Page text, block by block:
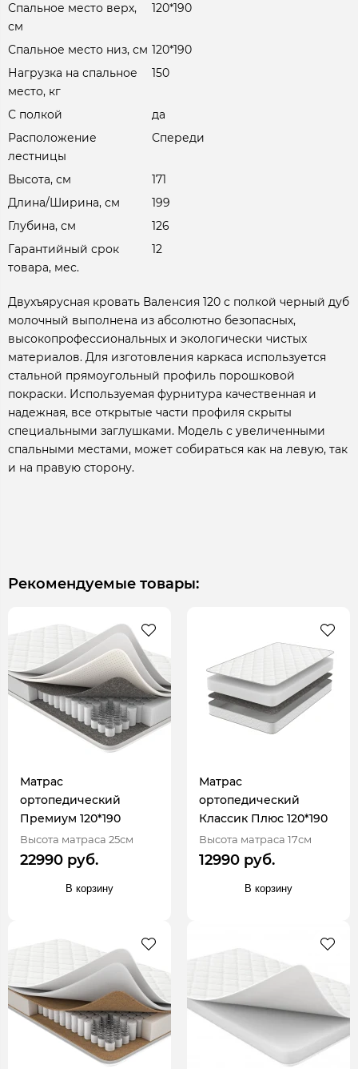
Спальное место верх,
см
120*190
Спальное место низ, см 120*190
Нагрузка на спальное
место, кг
150
С полкой
да
Расположение
лестницы
Спереди
Высота, см
171
Длина/Ширина, см
199
Глубина, см
126
Гарантийный срок
товара, мес.
12
Двухъярусная кровать Валенсия 120 с полкой черный дуб
молочный выполнена из абсолютно безопасных,
высокопрофессиональных и экологически чистых
материалов. Для изготовления каркаса используется
стальной прямоугольный профиль порошковой
покраски. Используемая фурнитура качественная и
надежная, все открытые части профиля скрыты
специальными заглушками. Модель с увеличенными
спальными местами, может собираться как на левую, так
и на правую сторону.
Рекомендуемые товары:
Матрас
ортопедический
Премиум 120*190
Высота матраса 25см
22990 руб.
В корзину
Матрас
ортопедический
Классик Плюс 120*190
Высота матраса 17см
12990 руб.
В корзину